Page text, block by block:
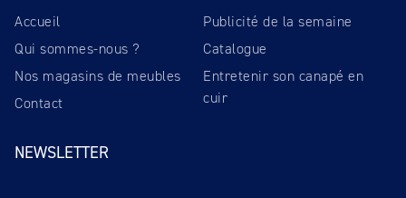
Accueil
Qui sommes-nous ?
Nos magasins de meubles
Contact
Publicité de la semaine
Catalogue
Entretenir son canapé en
cuir
NEWSLETTER